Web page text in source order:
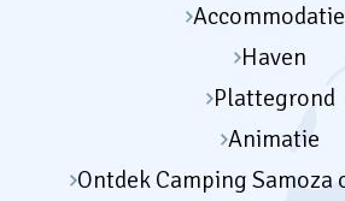
Haven
Plattegrond
Animatie
Ontdek Camping Samoza